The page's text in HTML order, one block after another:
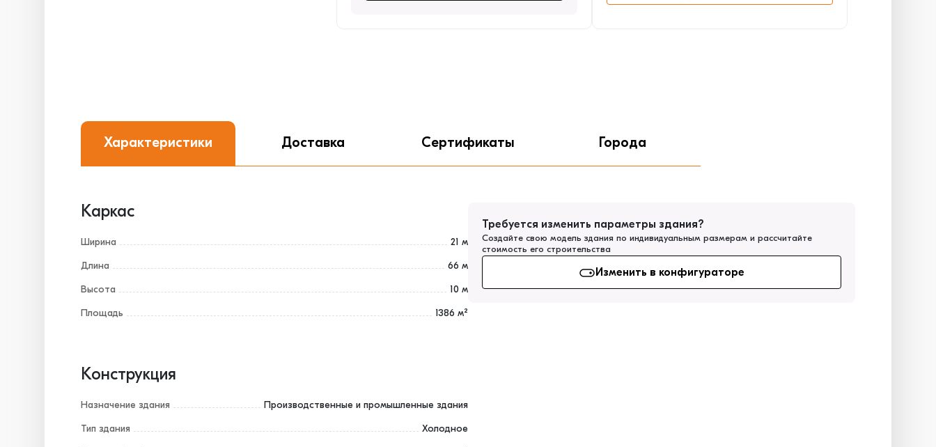
Характеристики Доставка Сертификаты Города
Каркас
Ширина 21 м
Длина 66 м
Высота 10 м
Площадь 1386 м²
Конструкция
Назначение здания Производственные и промышленные здания
Тип здания Холодное
Требуется изменить параметры здания?
Создайте свою модель здания по индивидуальным размерам и рассчитайте
стоимость его строительства
Изменить в конфигураторе